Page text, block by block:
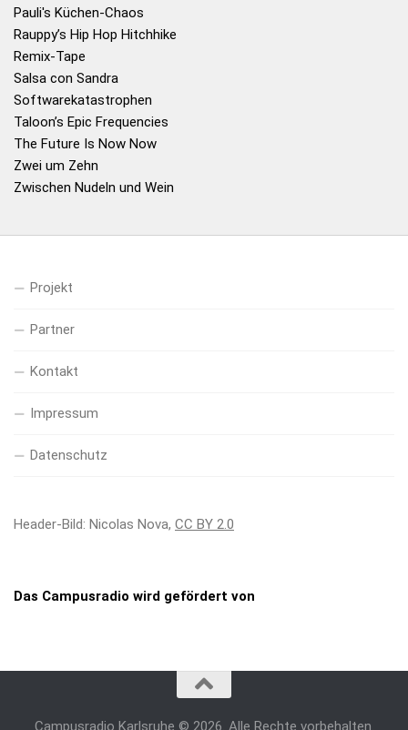
Pauli's Küchen-Chaos
Rauppy’s Hip Hop Hitchhike
Remix-Tape
Salsa con Sandra
Softwarekatastrophen
Taloon’s Epic Frequencies
The Future Is Now Now
Zwei um Zehn
Zwischen Nudeln und Wein
Projekt
Partner
Kontakt
Impressum
Datenschutz
Header-Bild: Nicolas Nova, CC BY 2.0
Das Campusradio wird gefördert von
Campusradio Karlsruhe © 2026. Alle Rechte vorbehalten.